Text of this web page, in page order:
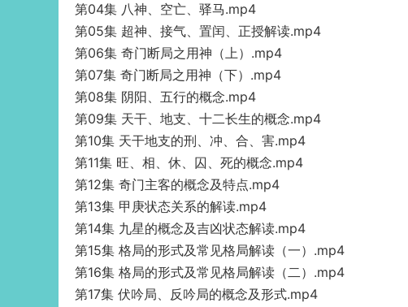
第04集 八神、空亡、驿马.mp4
第05集 超神、接气、置闰、正授解读.mp4
第06集 奇门断局之用神（上）.mp4
第07集 奇门断局之用神（下）.mp4
第08集 阴阳、五行的概念.mp4
第09集 天干、地支、十二长生的概念.mp4
第10集 天干地支的刑、冲、合、害.mp4
第11集 旺、相、休、囚、死的概念.mp4
第12集 奇门主客的概念及特点.mp4
第13集 甲庚状态关系的解读.mp4
第14集 九星的概念及吉凶状态解读.mp4
第15集 格局的形式及常见格局解读（一）.mp4
第16集 格局的形式及常见格局解读（二）.mp4
第17集 伏吟局、反吟局的概念及形式.mp4